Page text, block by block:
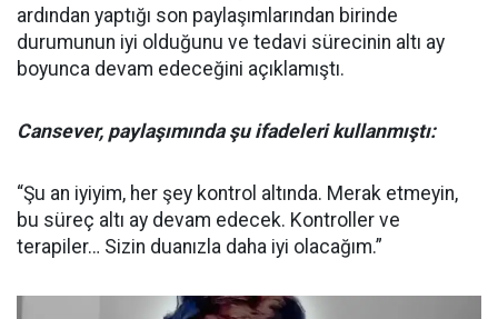
ardından yaptığı son paylaşımlarından birinde
durumunun iyi olduğunu ve tedavi sürecinin altı ay
boyunca devam edeceğini açıklamıştı.
Cansever, paylaşımında şu ifadeleri kullanmıştı:
“Şu an iyiyim, her şey kontrol altında. Merak etmeyin,
bu süreç altı ay devam edecek. Kontroller ve
terapiler… Sizin duanızla daha iyi olacağım.”